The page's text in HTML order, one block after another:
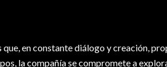
en constante diálogo y creación,
la compañía se compromete a